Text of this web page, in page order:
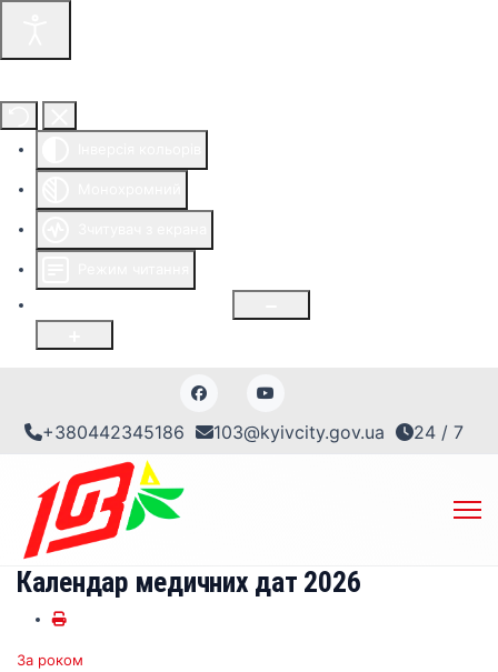
+380442345186 103@kyivcity.gov.ua 24 / 7
Календар медичних дат 2026
За роком